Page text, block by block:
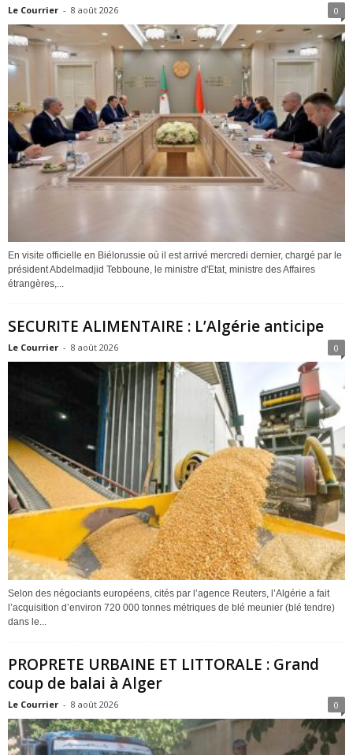
Le Courrier - 8 août 2026 0
En visite officielle en Biélorussie où il est arrivé mercredi dernier, chargé par le
président Abdelmadjid Tebboune, le ministre d'Etat, ministre des Affaires
étrangères,...
SECURITE ALIMENTAIRE : L’Algérie anticipe
Le Courrier - 8 août 2026 0
Selon des négociants européens, cités par l’agence Reuters, l’Algérie a fait
l’acquisition d’environ 720 000 tonnes métriques de blé meunier (blé tendre)
dans le...
PROPRETE URBAINE ET LITTORALE : Grand
coup de balai à Alger
Le Courrier - 8 août 2026 0